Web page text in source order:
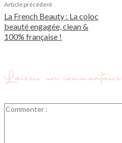
Article précédent
La French Beauty : La coloc
beauté engagée, clean &
100% française !
Laisser un commentaire